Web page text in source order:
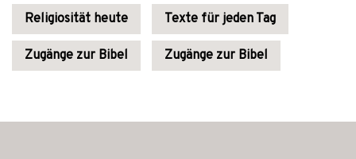
Religiosität heute Texte für jeden Tag
Zugänge zur Bibel Zugänge zur Bibel